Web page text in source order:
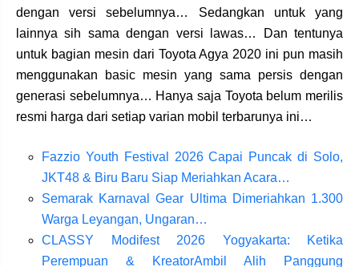
dengan versi sebelumnya… Sedangkan untuk yang
lainnya sih sama dengan versi lawas… Dan tentunya
untuk bagian mesin dari Toyota Agya 2020 ini pun masih
menggunakan basic mesin yang sama persis dengan
generasi sebelumnya… Hanya saja Toyota belum merilis
resmi harga dari setiap varian mobil terbarunya ini…
Fazzio Youth Festival 2026 Capai Puncak di Solo,
JKT48 & Biru Baru Siap Meriahkan Acara…
Semarak Karnaval Gear Ultima Dimeriahkan 1.300
Warga Leyangan, Ungaran…
CLASSY Modifest 2026 Yogyakarta: Ketika
Perempuan & KreatorAmbil Alih Panggung